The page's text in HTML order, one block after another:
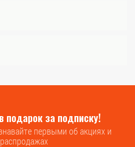
подарок за подписку!
первыми об акциях и
распродажах